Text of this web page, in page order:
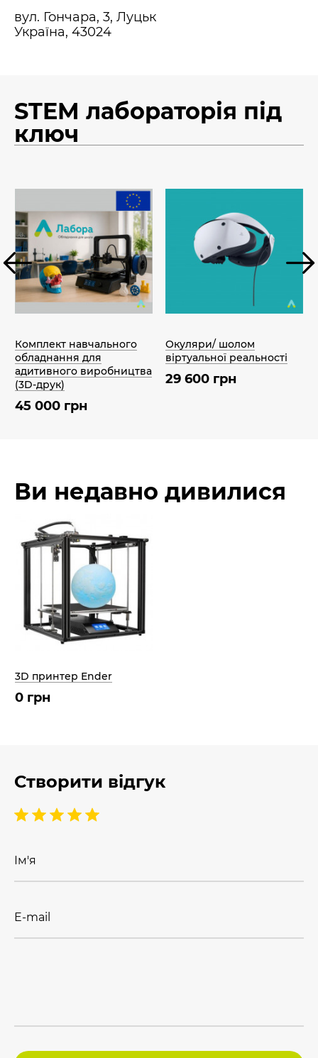
вул. Гончара, 3, Луцьк
Україна, 43024
STEM лабораторія під
ключ
Комплект навчального
обладнання для
адитивного виробництва
(3D-друк)
45 000 грн
Окуляри/ шолом
віртуальної реальності
29 600 грн
Ви недавно дивилися
3D принтер Ender
0 грн
Створити відгук
Ім'я
E-mail